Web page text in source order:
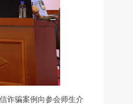
诈骗案例向参会师生介